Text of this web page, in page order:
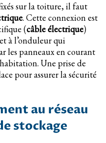
sur la toiture, il faut
. Cette connexion est
(câble électrique)
à l’onduleur qui
les panneaux en courant
Une prise de
pour assurer la sécurité
au réseau
stockage